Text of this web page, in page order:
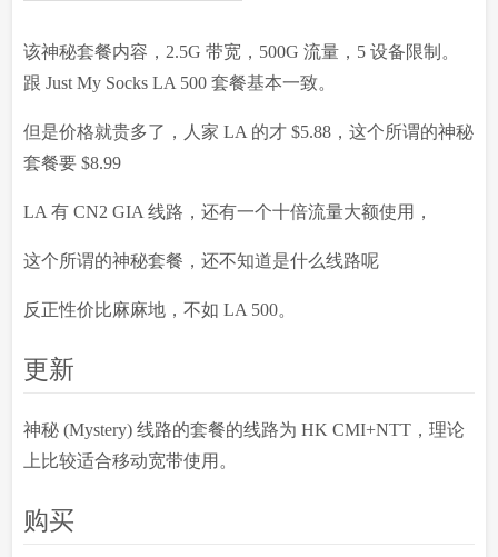
该神秘套餐内容，2.5G 带宽，500G 流量，5 设备限制。
跟 Just My Socks LA 500 套餐基本一致。
但是价格就贵多了，人家 LA 的才 $5.88，这个所谓的神秘
套餐要 $8.99
LA 有 CN2 GIA 线路，还有一个十倍流量大额使用，
这个所谓的神秘套餐，还不知道是什么线路呢
反正性价比麻麻地，不如 LA 500。
更新
神秘 (Mystery) 线路的套餐的线路为 HK CMI+NTT，理论
上比较适合移动宽带使用。
购买